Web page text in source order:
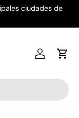
ciudades de
Iniciar